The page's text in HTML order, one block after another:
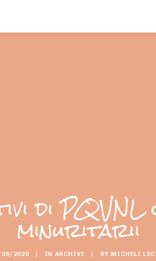
di
minuritarii
2020 | IN ARCHIVI | BY MICHELI